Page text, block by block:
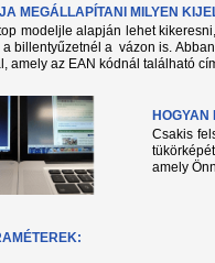
MEGÁLLAPÍTANI MILYEN
modeljle alapján lehet
billentyűzetnél a vázon is.
amely az EAN kódnál található
HOGYAN
Csakis
amely